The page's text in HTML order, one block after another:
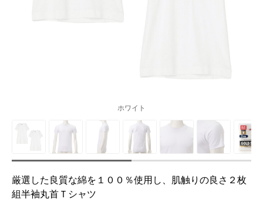
ホワイト
厳選した良質な綿を１００％使用し、肌触りの良さ２枚
組半袖丸首Ｔシャツ